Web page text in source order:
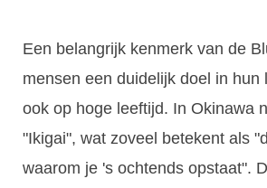
Een belangrijk kenmerk van de
mensen een duidelijk doel in hun
ook op hoge leeftijd. In Okinawa
"Ikigai", wat zoveel betekent als
waarom je 's ochtends opstaat".